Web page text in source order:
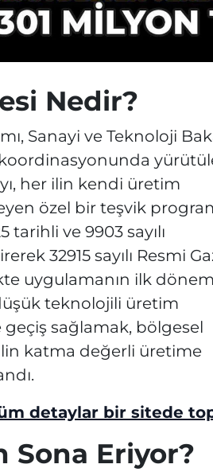
Nedir?
Sanayi ve Teknoloji
her ilin kendi üretim
özel bir teşvik
tarihli ve 9903 sayılı
32915 sayılı Resmi
uygulamanın ilk
teknolojili üretim
sağlamak, bölgesel
katma değerli üretime
detaylar bir sitede
Sona Eriyor?